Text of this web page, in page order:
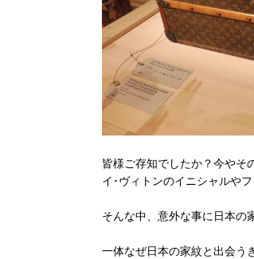
皆様ご存知でしたか？今やそ
イ･ヴィトンのイニシャルや
そんな中、意外な事に日本の
一体なぜ日本の家紋と出会う